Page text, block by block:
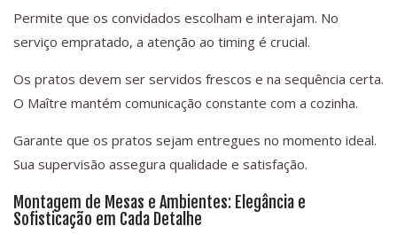
Permite que os convidados escolham e interajam. No
serviço empratado, a atenção ao timing é crucial.
Os pratos devem ser servidos frescos e na sequência certa.
O Maître mantém comunicação constante com a cozinha.
Garante que os pratos sejam entregues no momento ideal.
Sua supervisão assegura qualidade e satisfação.
Montagem de Mesas e Ambientes: Elegância e
Sofisticação em Cada Detalhe